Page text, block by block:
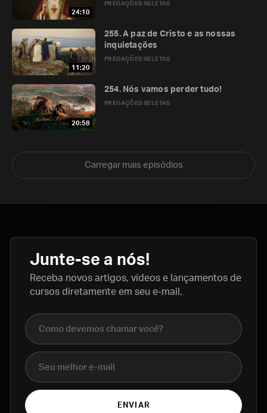
24:10
PREGAÇÕES SELETAS
11:20
PREGAÇÕES SELETAS
255. A paz de Cristo e as nossas
inquietações
20:58
PREGAÇÕES SELETAS
254. Nós vamos perder tudo!
Carregar mais episódios
Junte-se a nós!
Receba novos artigos, vídeos e lançamentos de
cursos diretamente em seu e-mail.
Nome completo
E-mail
ENVIAR